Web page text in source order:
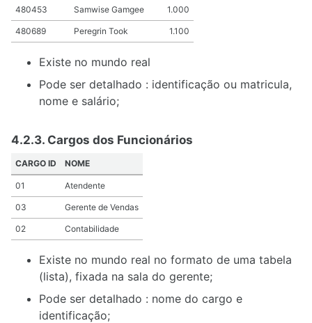
480453 Samwise Gamgee 1.000
480689 Peregrin Took 1.100
Existe no mundo real
Pode ser detalhado : identificação ou matricula,
nome e salário;
4.2.3. Cargos dos Funcionários
CARGO ID NOME
01 Atendente
03 Gerente de Vendas
02 Contabilidade
Existe no mundo real no formato de uma tabela
(lista), fixada na sala do gerente;
Pode ser detalhado : nome do cargo e
identificação;